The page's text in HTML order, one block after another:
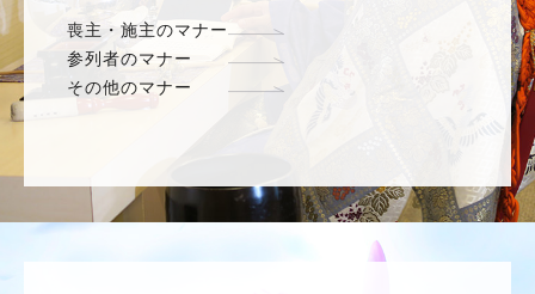
喪主・施主のマナー
参列者のマナー
その他のマナー